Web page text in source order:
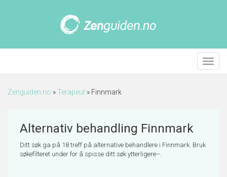
Meny
Zenguiden.no »Terapeut » Finnmark
Alternativ behandling Finnmark
Ditt søk ga på 18 treff på alternative behandlere i Finnmark. Bruk
søkefilteret under for å spisse ditt søk ytterligere--.